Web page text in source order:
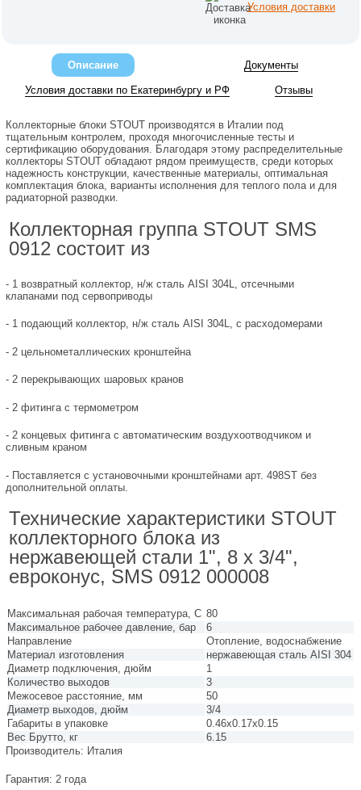
Условия доставки
Описание Документы
Условия доставки по Екатеринбургу и РФ Отзывы
Коллекторные блоки STOUT производятся в Италии под
тщательным контролем, проходя многочисленные тесты и
сертификацию оборудования. Благодаря этому распределительные
коллекторы STOUT обладают рядом преимуществ, среди которых
надежность конструкции, качественные материалы, оптимальная
комплектация блока, варианты исполнения для теплого пола и для
радиаторной разводки.
Коллекторная группа STOUT SMS
0912 состоит из
- 1 возвратный коллектор, н/ж сталь AISI 304L, отсечными
клапанами под сервоприводы
- 1 подающий коллектор, н/ж сталь AISI 304L, с расходомерами
- 2 цельнометаллических кронштейна
- 2 перекрывающих шаровых кранов
- 2 фитинга с термометром
- 2 концевых фитинга с автоматическим воздухоотводчиком и
сливным краном
- Поставляется с установочными кронштейнами арт. 498ST без
дополнительной оплаты.
Технические характеристики STOUT
коллекторного блока из
нержавеющей стали 1", 8 х 3/4",
евроконус, SMS 0912 000008
Максимальная рабочая температура, С 80
Максимальное рабочее давление, бар
6
Направление
Отопление, водоснабжение
Материал изготовления
нержавеющая сталь AISI 304
Диаметр подключения, дюйм
1
Количество выходов
3
Межосевое расстояние, мм
50
Диаметр выходов, дюйм
3/4
Габариты в упаковке
0.46x0.17x0.15
Вес Брутто, кг
6.15
Производитель: Италия
Гарантия: 2 года